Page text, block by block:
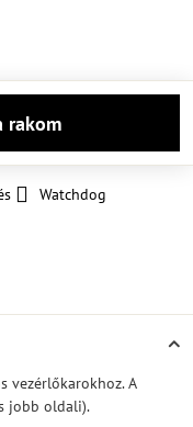
rakom
Watchdog
vezérlőkarokhoz. A
jobb oldali).